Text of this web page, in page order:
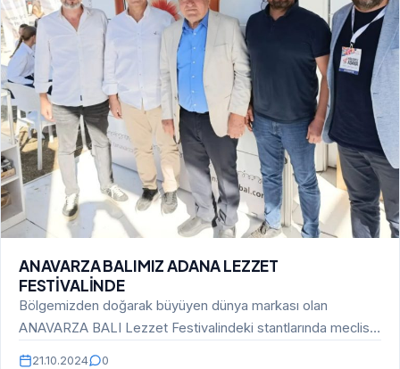
ANAVARZA BALIMIZ ADANA LEZZET
FESTİVALİNDE
Bölgemizden doğarak büyüyen dünya markası olan
ANAVARZA BALI Lezzet Festivalindeki stantlarında meclis
başkanımız Sayın Özgür Ataş…
21.10.2024 0